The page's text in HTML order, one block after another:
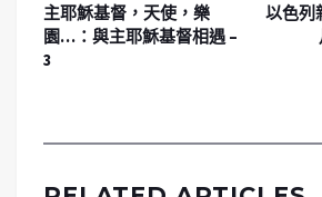
主耶穌基督，天使，樂
園…：與主耶穌基督相遇 –
3
以色列